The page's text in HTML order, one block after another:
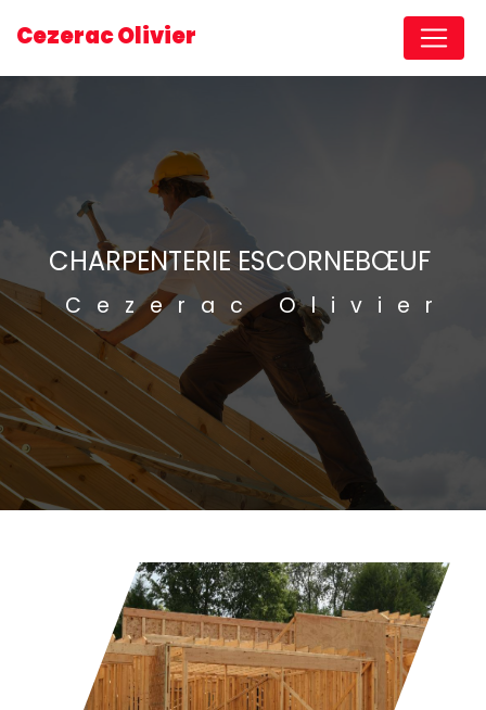
Cezerac Olivier
CHARPENTERIE ESCORNEBŒUF
Cezerac Olivier